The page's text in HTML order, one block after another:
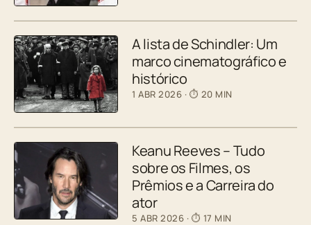
A lista de Schindler: Um
marco cinematográfico e
histórico
1 ABR 2026 · ⏱ 20 MIN
Keanu Reeves – Tudo
sobre os Filmes, os
Prêmios e a Carreira do
ator
5 ABR 2026 · ⏱ 17 MIN